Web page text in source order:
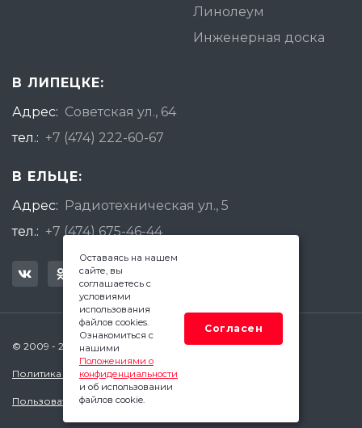
Линолеум
Инженерная доска
В ЛИПЕЦКЕ:
Адрес: Советская ул., 64
тел.: +7 (474) 222-60-67
В ЕЛЬЦЕ:
Адрес: Радиотехническая ул., 5
тел.: +7 (474) 675-46-44
© 2009 - 2026 Квадратный Метр - Липецк
Политика конфиденциальности
Пользовательское соглашение
Оставаясь на нашем
сайте, вы
соглашаетесь с
условиями
использования
файлов cookies.
Ознакомиться с
нашими
Положениями о
конфиденциальности
и об использовании
файлов cookie.
Согласен